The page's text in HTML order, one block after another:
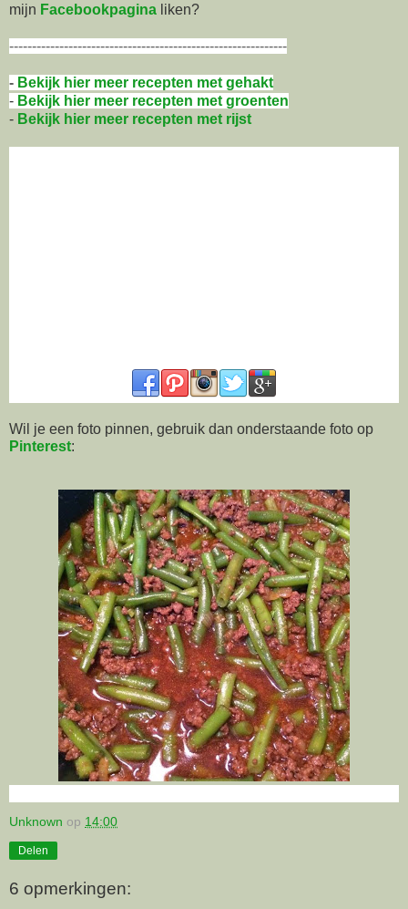
mijn Facebookpagina liken?
-------------------------------------------------------------
- Bekijk hier meer recepten met gehakt
- Bekijk hier meer recepten met groenten
- Bekijk hier meer recepten met rijst
Wil je een foto pinnen, gebruik dan onderstaande foto op
Pinterest:
Unknown op 14:00
Delen
6 opmerkingen: